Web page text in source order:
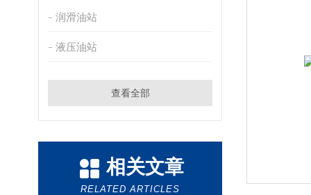
润滑油站
液压油站
查看全部
相关文章
RELATED ARTICLES